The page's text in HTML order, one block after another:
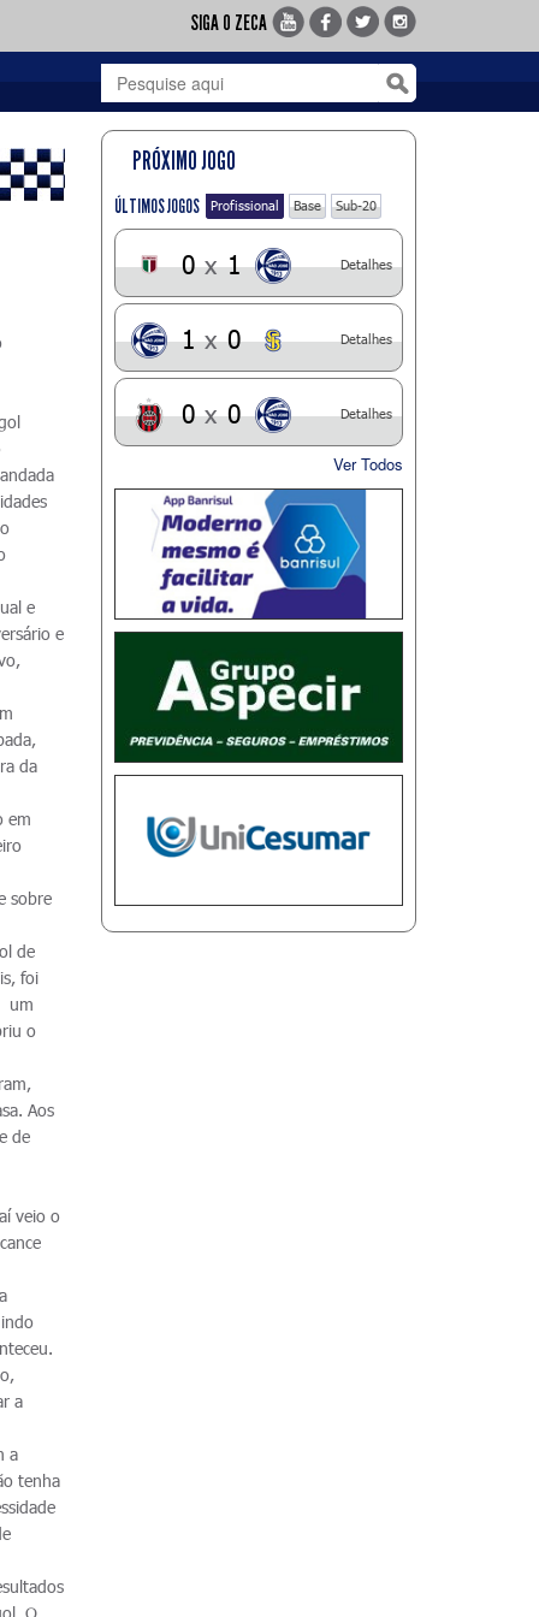
SIGA O ZECA
e
e
da
em
sobre
de
foi
um
o
Aos
de
veio o
a
a
tenha
O
PRÓXIMO JOGO
ÚLTIMOS JOGOS Profissional Base Sub-20
0 x 1 Detalhes
1 x 0 Detalhes
0 x 0 Detalhes
Ver Todos